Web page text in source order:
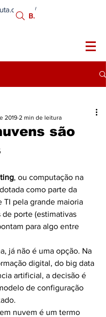
FATOS
Busca:
são
2019 2 min de leitura
, ou computação na
como parte da
TI pela grande maioria
de porte (estimativas
para algo entre
já não é uma opção. Na
digital, do big data
artificial, a decisão é
de configuração
nuvem é um termo